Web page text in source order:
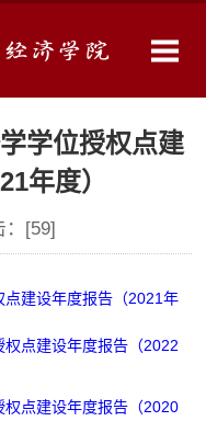
学位授权点建
年度）
：[59]
建设年度报告（2021年
点建设年度报告（2022
点建设年度报告（2020